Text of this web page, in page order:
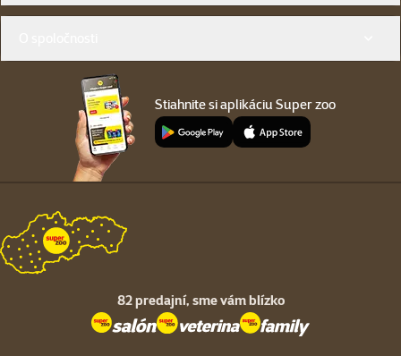
Stiahnite si aplikáciu Super zoo
82 predajní, sme vám blízko